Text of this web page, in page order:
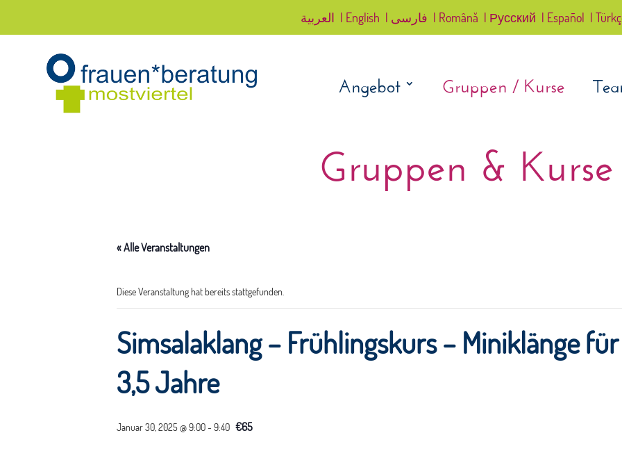
العربية | English | فارسی | Română | Русский | Español |
Angebot Gruppen / Kurse
Gruppen & Kurse
« Alle Veranstaltungen
Diese Veranstaltung hat bereits stattgefunden.
Simsalaklang – Frühlingskurs – Miniklänge für
3,5 Jahre
Januar 30, 2025 @ 9:00- 9:40 €65